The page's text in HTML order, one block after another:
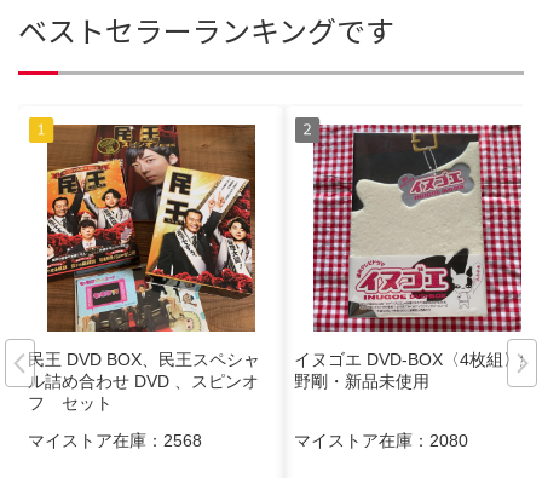
ベストセラーランキングです
民王 DVD BOX、民王スペシャ
ル詰め合わせ DVD 、スピンオ
フ セット
マイストア在庫： 2568
イヌゴエ DVD-BOX〈4枚組〉綾
野剛・新品未使用
マイストア在庫： 2080